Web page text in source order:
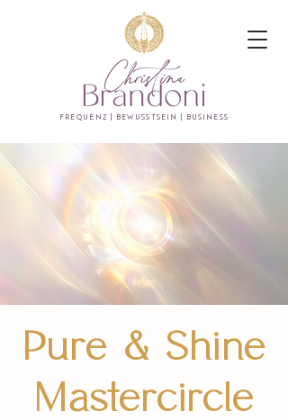
FREQUENZ | BEWUSSTSEIN | BUSINESS
Pure & Shine
Mastercircle